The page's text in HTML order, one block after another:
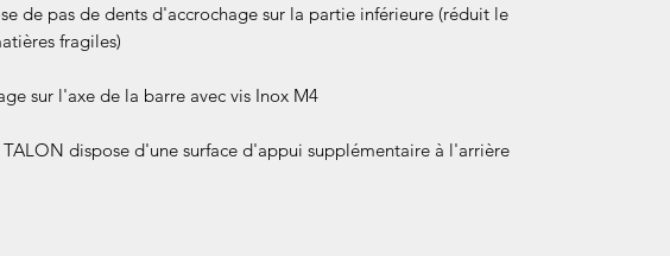
de pas de dents d'accrochage sur la partie inférieure (réduit le
fragiles)
sur l'axe de la barre avec vis Inox M4
TALON dispose d'une surface d'appui supplémentaire à l'arrière